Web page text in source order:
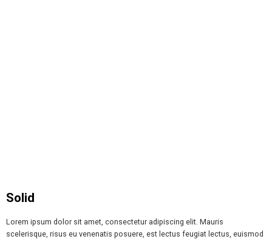
Solid
Lorem ipsum dolor sit amet, consectetur adipiscing elit. Mauris
scelerisque, risus eu venenatis posuere, est lectus feugiat lectus, euismod